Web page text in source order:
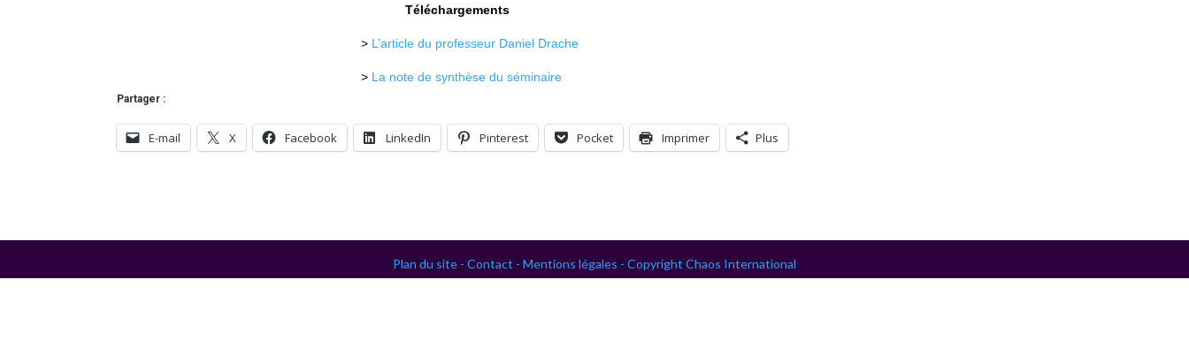
Téléchargements
> L’article du professeur Daniel Drache
> La note de synthèse du séminaire
Partager :
E-mail X Facebook LinkedIn Pinterest Pocket Imprimer Plus
Plan du site - Contact - Mentions légales - Copyright Chaos International